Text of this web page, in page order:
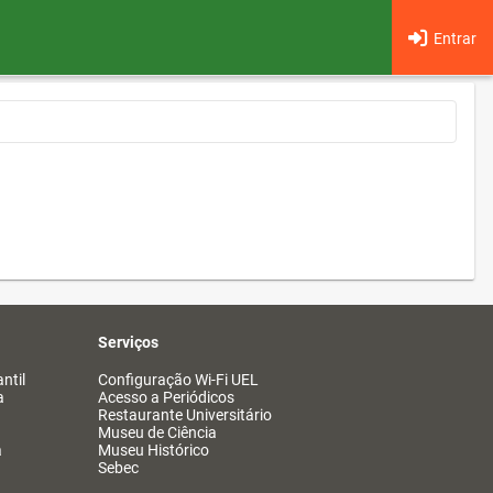
Entrar
Serviços
Configuração Wi-Fi UEL
Acesso a Periódicos
Restaurante Universitário
Museu de Ciência
Museu Histórico
Sebec